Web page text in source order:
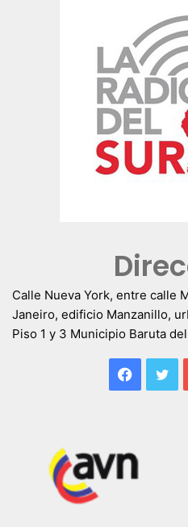
Calle Nueva York, entre calle
Janeiro, edificio Manzanillo,
Piso 1 y 3 Municipio Baruta